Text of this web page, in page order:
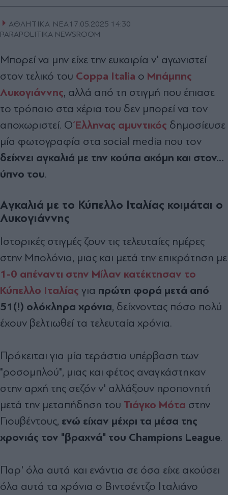
ΑΘΛΗΤΙΚΑ ΝΕΑ17.05.2025 14:30
PARAPOLITIKA NEWSROOM
Μπορεί να μην είχε την ευκαιρία ν' αγωνιστεί
στον τελικό του Coppa Italia ο Μπάμπης
Λυκογιάννης, αλλά από τη στιγμή που έπιασε
το τρόπαιο στα χέρια του δεν μπορεί να τον
αποχωριστεί. ΟΈλληνας αμυντικός δημοσίευσε
μία φωτογραφία στα social media που τον
δείχνει αγκαλιά με την κούπα ακόμη και στον...
ύπνο του.
Aγκαλιά με το Κύπελλο Ιταλίας κοιμάται ο
Λυκογιάννης
Ιστορικές στιγμές ζουν τις τελευταίες ημέρες
στην Μπολόνια, μιας και μετά την επικράτηση με
1-0 απέναντι στην Μίλαν κατέκτησαν το
Κύπελλο Ιταλίας για πρώτη φορά μετά από
51(!) ολόκληρα χρόνια, δείχνοντας πόσο πολύ
έχουν βελτιωθεί τα τελευταία χρόνια.
Πρόκειται για μία τεράστια υπέρβαση των
"ροσομπλού", μιας και φέτος αναγκάστηκαν
στην αρχή της σεζόν ν' αλλάξουν προπονητή
μετά την μεταπήδηση του Τιάγκο Μότα στην
Γιουβέντους, ενώ είχαν μέχρι τα μέσα της
χρονιάς τον "βραχνά" του Champions League.
Παρ' όλα αυτά και ενάντια σε όσα είχε ακούσει
όλα αυτά τα χρόνια ο Βιντσέντζο Ιταλιάνο